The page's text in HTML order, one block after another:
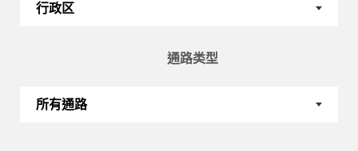
通路类型